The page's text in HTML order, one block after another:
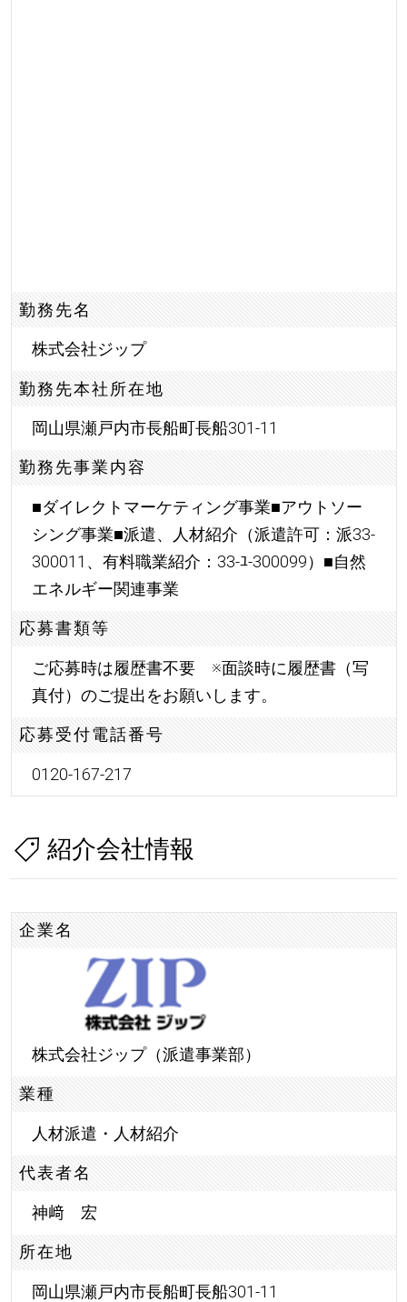
勤務先名
株式会社ジップ
勤務先本社所在地
岡山県瀬戸内市長船町長船301-11
勤務先事業内容
■ダイレクトマーケティング事業■アウトソー
シング事業■派遣、人材紹介（派遣許可：派33-
300011、有料職業紹介：33-ﾕ‐300099）■自然
エネルギー関連事業
応募書類等
ご応募時は履歴書不要 ※面談時に履歴書（写
真付）のご提出をお願いします。
応募受付電話番号
0120-167-217
紹介会社情報
企業名
株式会社ジップ（派遣事業部）
業種
人材派遣・人材紹介
代表者名
神﨑 宏
所在地
岡山県瀬戸内市長船町長船301-11